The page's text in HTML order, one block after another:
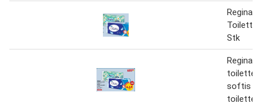
Regina
Stk
Regina
softis